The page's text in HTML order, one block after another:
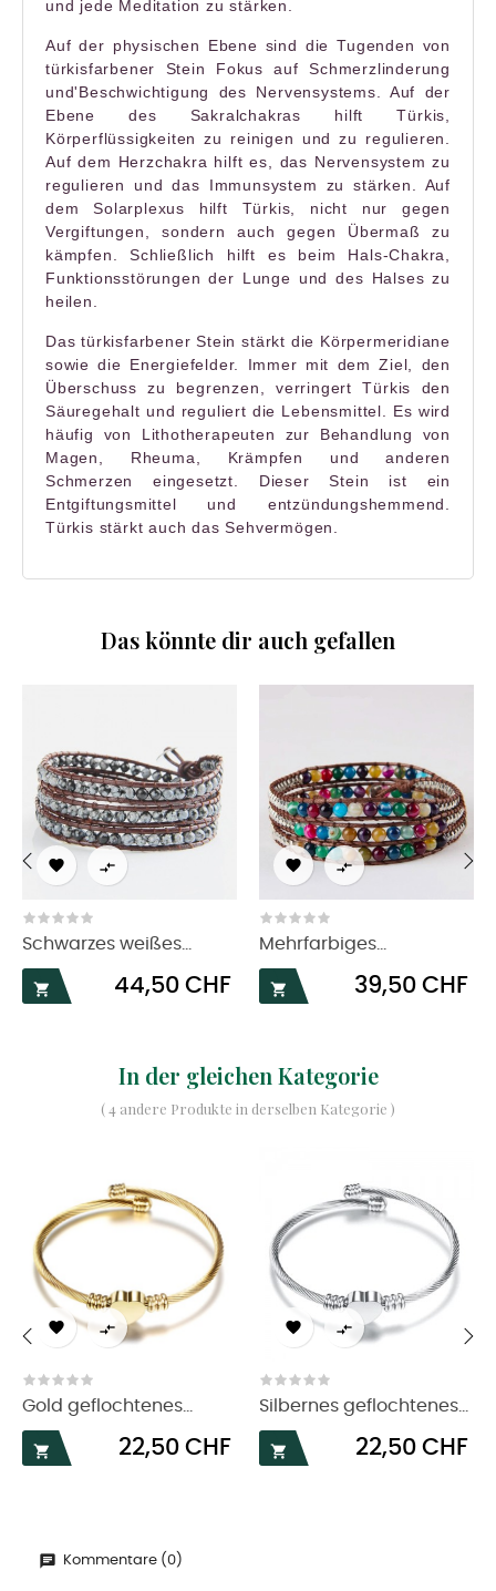
und jede Meditation zu stärken.
Auf der physischen Ebene sind die Tugenden von
türkisfarbener Stein
Fokus auf Schmerzlinderung
und'Beschwichtigung des Nervensystems. Auf der
Ebene des Sakralchakras hilft Türkis,
Körperflüssigkeiten zu reinigen und zu regulieren.
Auf dem Herzchakra hilft es, das Nervensystem zu
regulieren und das Immunsystem zu stärken. Auf
dem Solarplexus hilft Türkis, nicht nur gegen
Vergiftungen, sondern auch gegen Übermaß zu
kämpfen. Schließlich hilft es beim Hals-Chakra,
Funktionsstörungen der Lunge und des Halses zu
heilen.
Dastürkisfarbener Stein stärkt die Körpermeridiane
sowie die Energiefelder. Immer mit dem Ziel, den
Überschuss zu begrenzen, verringert Türkis den
Säuregehalt und reguliert die Lebensmittel. Es wird
häufig von Lithotherapeuten zur Behandlung von
Magen, Rheuma, Krämpfen und anderen
Schmerzen eingesetzt. Dieser Stein ist ein
Entgiftungsmittel und entzündungshemmend.
Türkis stärkt auch das Sehvermögen.
Das könnte dir auch gefallen
 
Schwarzes weißes...

Preis
44,50 CHF
 
Mehrfarbiges...

Preis
39,50 CHF
In der gleichen Kategorie
( 4 andere Produkte in derselben Kategorie )
 
Gold geflochtenes...

Preis
22,50 CHF
 
Silbernes geflochtenes...

Preis
22,50 CHF
‹
Kommentare (0)